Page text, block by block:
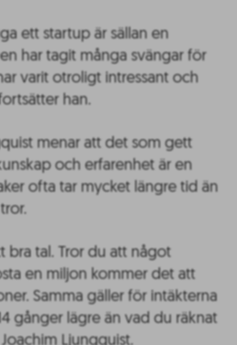
ett startup är sällan en
har tagit många svängar för
varit otroligt intressant och
han.
menar att det som gett
och erfarenhet är en
ofta tar mycket längre tid än
bra tal. Tror du att något
en miljon kommer det att
Samma gäller för intäkterna
gånger lägre än vad du räknat
Ljungquist.